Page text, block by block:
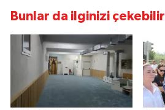
Bunlar da ilginizi çekebilir